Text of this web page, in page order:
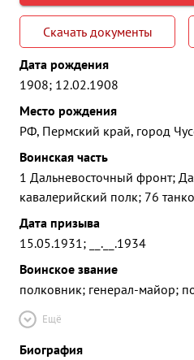
Скачать документы
Дата рождения
1908; 12.02.1908
Место рождения
РФ, Пермский край, город
Воинская часть
1 Дальневосточный фронт;
кавалерийский полк; 76
Дата призыва
15.05.1931; __.__.1934
Воинское звание
полковник; генерал-майор;
Ещё
Биография